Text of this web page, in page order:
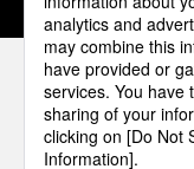
パナソニッ